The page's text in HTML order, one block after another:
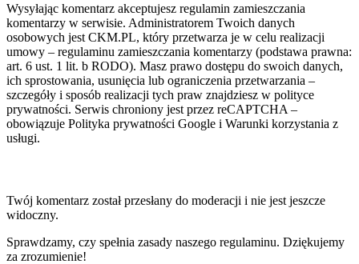
Wysyłając komentarz akceptujesz regulamin zamieszczania
komentarzy w serwisie. Administratorem Twoich danych
osobowych jest CKM.PL, który przetwarza je w celu realizacji
umowy – regulaminu zamieszczania komentarzy (podstawa prawna:
art. 6 ust. 1 lit. b RODO). Masz prawo dostępu do swoich danych,
ich sprostowania, usunięcia lub ograniczenia przetwarzania –
szczegóły i sposób realizacji tych praw znajdziesz w polityce
prywatności. Serwis chroniony jest przez reCAPTCHA –
obowiązuje Polityka prywatności Google i Warunki korzystania z
usługi.
Twój komentarz został przesłany do moderacji i nie jest jeszcze
widoczny.
Sprawdzamy, czy spełnia zasady naszego regulaminu. Dziękujemy
za zrozumienie!